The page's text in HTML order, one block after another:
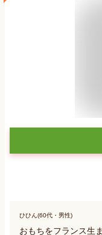
ひひん(60代・男性)
おもちをフランス生